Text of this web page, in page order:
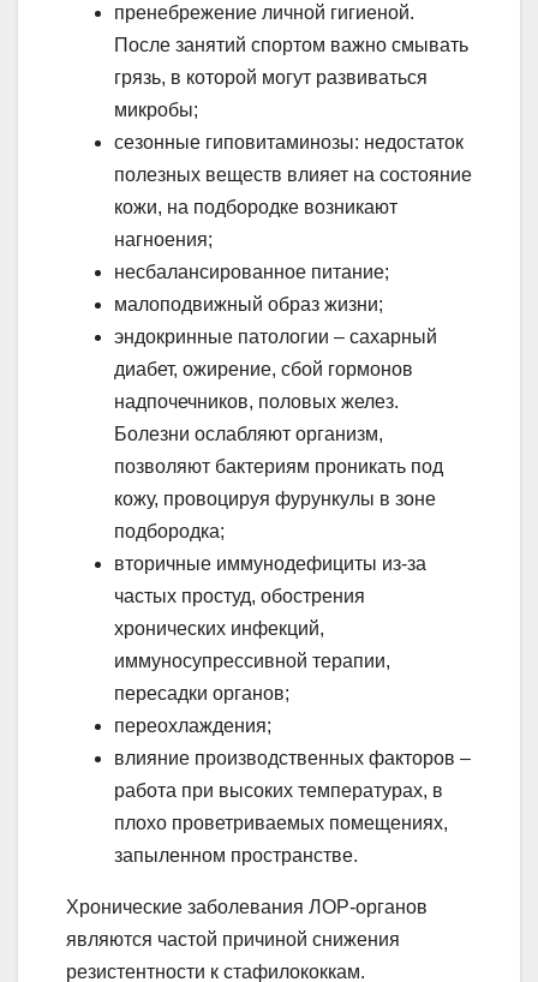
пренебрежение личной гигиеной.
После занятий спортом важно смывать
грязь, в которой могут развиваться
микробы;
сезонные гиповитаминозы: недостаток
полезных веществ влияет на состояние
кожи, на подбородке возникают
нагноения;
несбалансированное питание;
малоподвижный образ жизни;
эндокринные патологии – сахарный
диабет, ожирение, сбой гормонов
надпочечников, половых желез.
Болезни ослабляют организм,
позволяют бактериям проникать под
кожу, провоцируя фурункулы в зоне
подбородка;
вторичные иммунодефициты из-за
частых простуд, обострения
хронических инфекций,
иммуносупрессивной терапии,
пересадки органов;
переохлаждения;
влияние производственных факторов –
работа при высоких температурах, в
плохо проветриваемых помещениях,
запыленном пространстве.
Хронические заболевания ЛОР-органов
являются частой причиной снижения
резистентности к стафилококкам.